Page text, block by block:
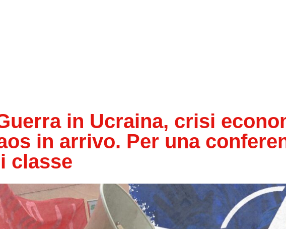
in Ucraina, crisi
in arrivo. Per una
classe